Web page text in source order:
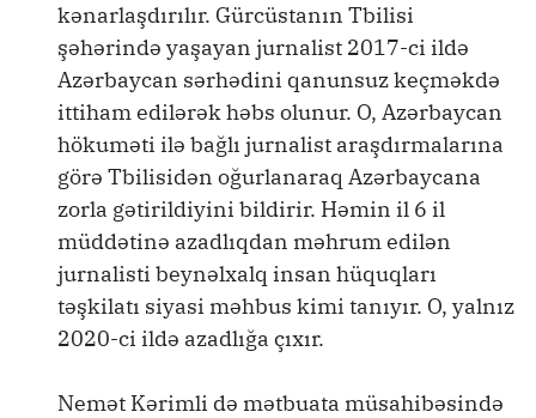
kənarlaşdırılır. Gürcüstanın Tbilisi
şəhərində yaşayan jurnalist 2017-ci ildə
Azərbaycan sərhədini qanunsuz keçməkdə
ittiham edilərək həbs olunur. O, Azərbaycan
hökuməti ilə bağlı jurnalist araşdırmalarına
görə Tbilisidən oğurlanaraq Azərbaycana
zorla gətirildiyini bildirir. Həmin il 6 il
müddətinə azadlıqdan məhrum edilən
jurnalisti beynəlxalq insan hüquqları
təşkilatı siyasi məhbus kimi tanıyır. O, yalnız
2020-ci ildə azadlığa çıxır.
Nemət Kərimli də mətbuata müsahibəsində